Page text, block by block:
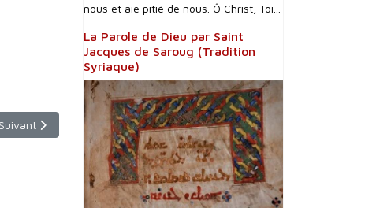
Article suivant : Dimanche 7 décembre - 9h30 - F2
Suivant
nous et aie pitié de nous. Ô Christ, Toi...
La Parole de Dieu par Saint
Jacques de Saroug (Tradition
Syriaque)